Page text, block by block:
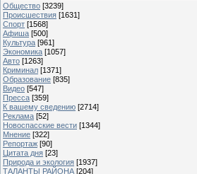
Общество [3239]
Происшествия [1631]
Спорт [1568]
Афиша [500]
Культура [961]
Экономика [1057]
Авто [1263]
Криминал [1371]
Образование [835]
Видео [547]
Пресса [359]
К вашему сведению [2714]
Реклама [52]
Новоспасские вести [1344]
Мнение [322]
Репортаж [90]
Цитата дня [23]
Природа и экология [1937]
ТАЛАНТЫ РАЙОНА [204]